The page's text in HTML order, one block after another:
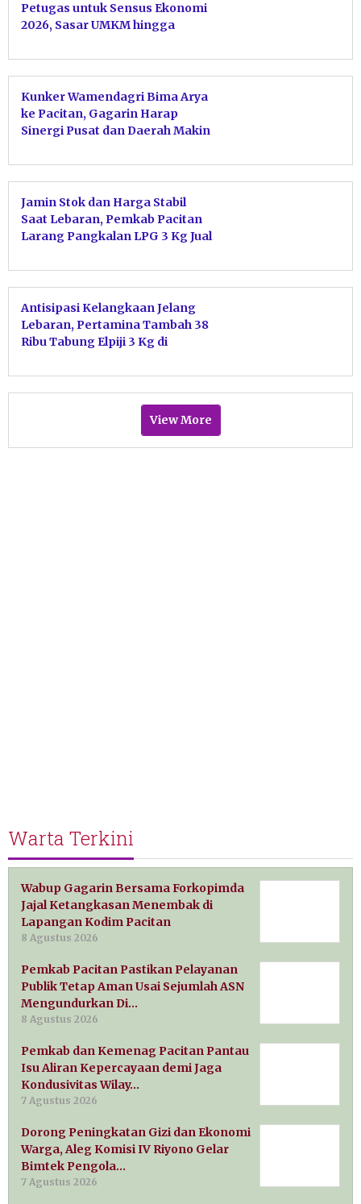
Petugas untuk Sensus Ekonomi
2026, Sasar UMKM hingga
Kunker Wamendagri Bima Arya
ke Pacitan, Gagarin Harap
Sinergi Pusat dan Daerah Makin
Jamin Stok dan Harga Stabil
Saat Lebaran, Pemkab Pacitan
Larang Pangkalan LPG 3 Kg Jual
Antisipasi Kelangkaan Jelang
Lebaran, Pertamina Tambah 38
Ribu Tabung Elpiji 3 Kg di
View More
Warta Terkini
Wabup Gagarin Bersama Forkopimda
Jajal Ketangkasan Menembak di
Lapangan Kodim Pacitan
8 Agustus 2026
Pemkab Pacitan Pastikan Pelayanan
Publik Tetap Aman Usai Sejumlah ASN
Mengundurkan Di…
8 Agustus 2026
Pemkab dan Kemenag Pacitan Pantau
Isu Aliran Kepercayaan demi Jaga
Kondusivitas Wilay…
7 Agustus 2026
Dorong Peningkatan Gizi dan Ekonomi
Warga, Aleg Komisi IV Riyono Gelar
Bimtek Pengola…
7 Agustus 2026